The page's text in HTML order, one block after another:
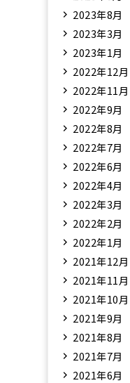
2023年8月
2023年3月
2023年1月
2022年12月
2022年11月
2022年9月
2022年8月
2022年7月
2022年6月
2022年4月
2022年3月
2022年2月
2022年1月
2021年12月
2021年11月
2021年10月
2021年9月
2021年8月
2021年7月
2021年6月